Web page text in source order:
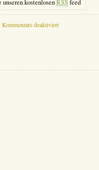
unseren kostenlosenRSSfeed
Kommentare deaktiviertfür